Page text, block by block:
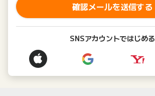
確認メールを送信する
SNSアカウントではじめる